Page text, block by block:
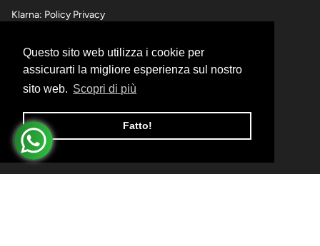
Questo sito web utilizza i cookie per
assicurarti la migliore esperienza sul nostro
sito web. Scopri di più
Fatto!
Klarna: Policy Privacy
SPEDIZIONI,RESI E RIMBORSI
Informativa sulle spedizioni
Informativa sui Resi e Rimborsi
Informativa sui pagamenti